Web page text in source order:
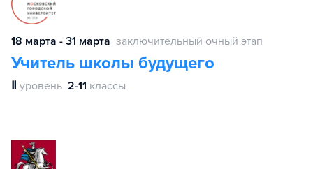
18 марта - 31 марта заключительный очный этап
Учитель школы будущего
Ⅱ уровень 2-11 классы